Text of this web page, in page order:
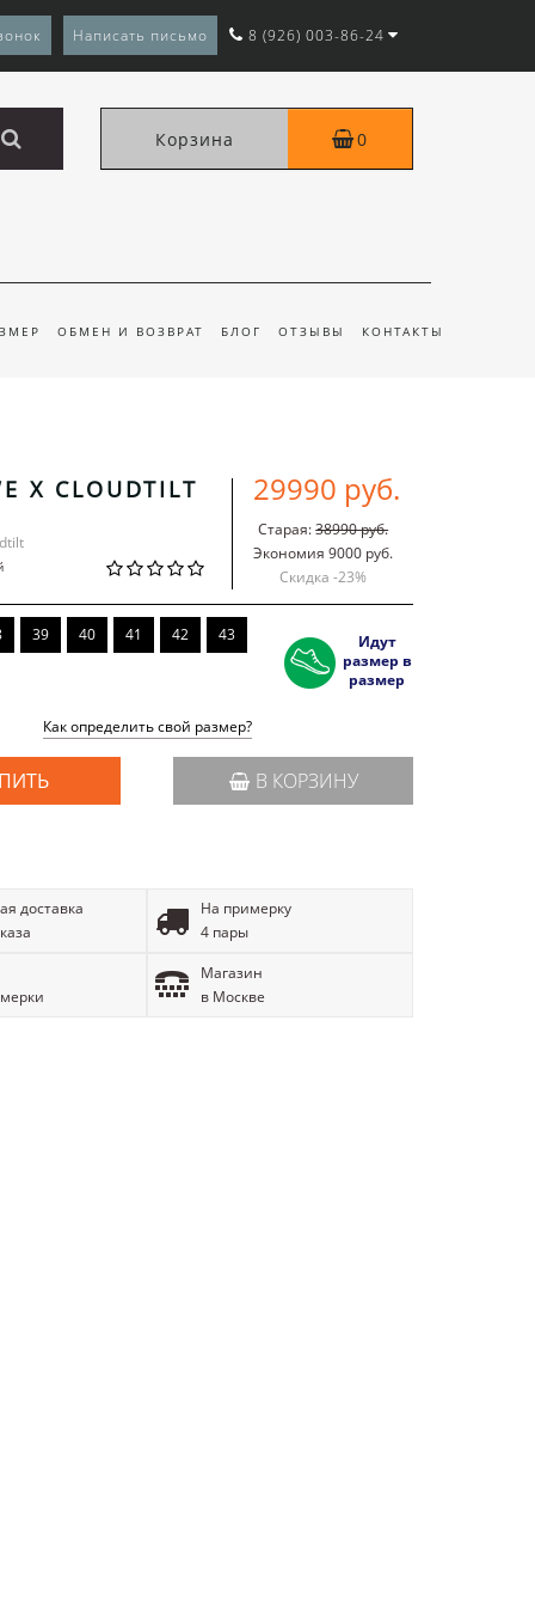
Написать письмо 8 (926) 003-86-24
Корзина 0
ОБМЕН И ВОЗВРАТ БЛОГ ОТЗЫВЫ КОНТАКТЫ
X CLOUDTILT 29990 руб.
Старая:38990 руб.
Экономия 9000 руб.
Скидка -23%
39 40 41 42 43
Идут
размер в
размер
Как определить свой размер?
В КОРЗИНУ
доставка
На примерку
4 пары
Магазин
в Москве